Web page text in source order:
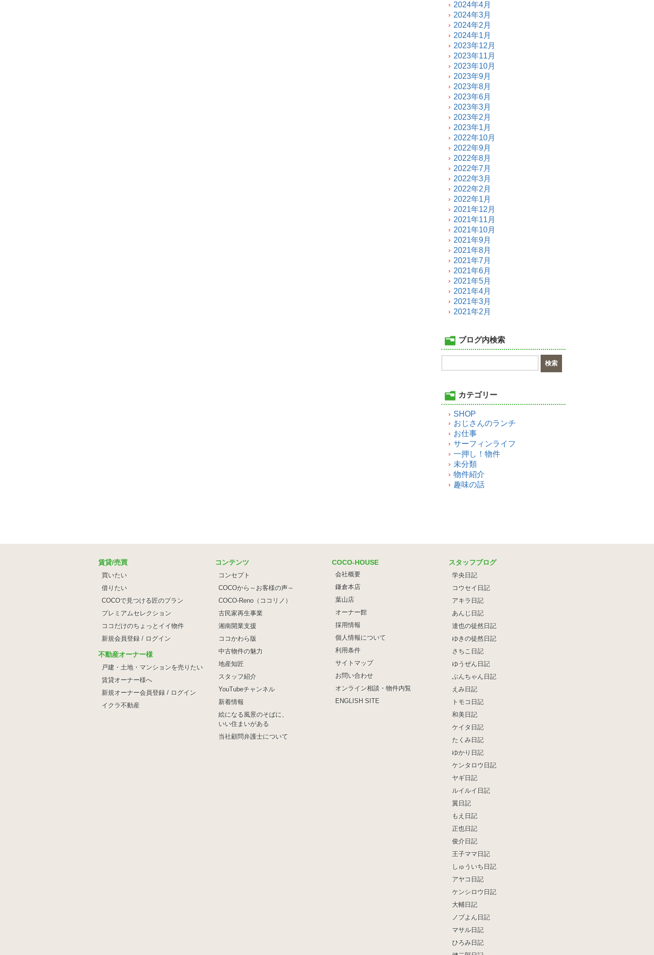
2024年4月
2024年3月
2024年2月
2024年1月
2023年12月
2023年11月
2023年10月
2023年9月
2023年8月
2023年6月
2023年3月
2023年2月
2023年1月
2022年10月
2022年9月
2022年8月
2022年7月
2022年3月
2022年2月
2022年1月
2021年12月
2021年11月
2021年10月
2021年9月
2021年8月
2021年7月
2021年6月
2021年5月
2021年4月
2021年3月
2021年2月
ブログ内検索
カテゴリー
SHOP
おじさんのランチ
お仕事
サーフィンライフ
一押し！物件
未分類
物件紹介
趣味の話
賃貸/売買
買いたい
借りたい
COCOで見つける匠のプラン
プレミアムセレクション
ココだけのちょっとイイ物件
新規会員登録 / ログイン
不動産オーナー様
戸建・土地・マンションを売りたい
賃貸オーナー様へ
新規オーナー会員登録 / ログイン
イクラ不動産
コンテンツ
コンセプト
COCOから～お客様の声～
COCO-Reno（ココリノ）
古民家再生事業
湘南開業支援
ココかわら版
中古物件の魅力
地産知匠
スタッフ紹介
YouTubeチャンネル
新着情報
絵になる風景のそばに、
いい住まいがある
当社顧問弁護士について
COCO-HOUSE
会社概要
鎌倉本店
葉山店
オーナー館
採用情報
個人情報について
利用条件
サイトマップ
お問い合わせ
オンライン相談・物件内覧
ENGLISH SITE
スタッフブログ
学央日記
コウセイ日記
アキラ日記
あんじ日記
達也の徒然日記
ゆきの徒然日記
さちこ日記
ゆうぜん日記
ぶんちゃん日記
えみ日記
トモコ日記
和美日記
ケイタ日記
たくみ日記
ゆかり日記
ケンタロウ日記
ヤギ日記
ルイルイ日記
翼日記
もえ日記
正也日記
俊介日記
王子ママ日記
しゅういち日記
アヤコ日記
ケンシロウ日記
大輔日記
ノブよん日記
マサル日記
ひろみ日記